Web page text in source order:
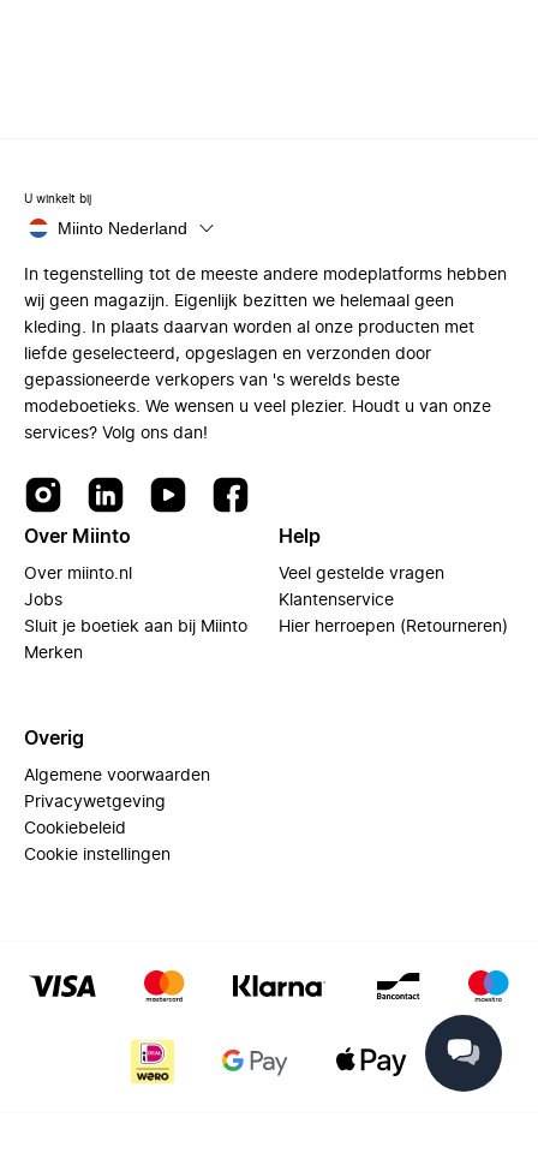
U winkelt bij
Miinto Nederland
In tegenstelling tot de meeste andere modeplatforms hebben
wij geen magazijn. Eigenlijk bezitten we helemaal geen
kleding. In plaats daarvan worden al onze producten met
liefde geselecteerd, opgeslagen en verzonden door
gepassioneerde verkopers van 's werelds beste
modeboetieks. We wensen u veel plezier. Houdt u van onze
services? Volg ons dan!
Over Miinto
Over miinto.nl
Jobs
Sluit je boetiek aan bij Miinto
Merken
Help
Veel gestelde vragen
Klantenservice
Hier herroepen (Retourneren)
Overig
Algemene voorwaarden
Privacywetgeving
Cookiebeleid
Cookie instellingen